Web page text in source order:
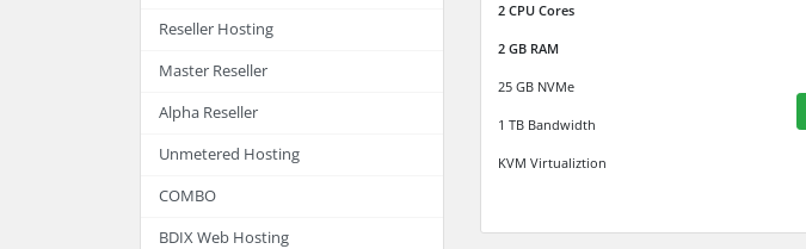
Reseller Hosting
Master Reseller
Alpha Reseller
Unmetered Hosting
COMBO
BDIX Web Hosting
2 CPU Cores
2 GB RAM
25 GB NVMe
1 TB Bandwidth
KVM Virtualiztion